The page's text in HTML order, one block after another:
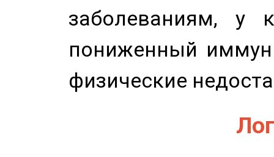
заболеваниям, у
пониженный
физические